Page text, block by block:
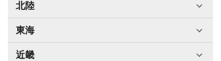
北陸
東海
近畿